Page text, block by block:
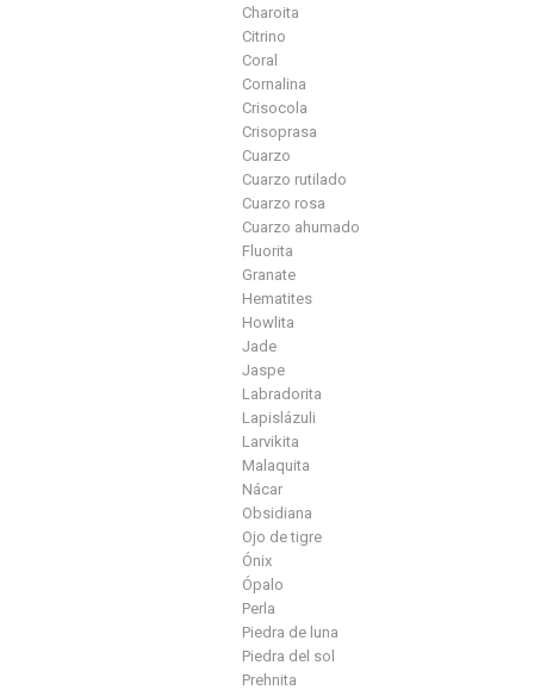
Charoita
Citrino
Coral
Cornalina
Crisocola
Crisoprasa
Cuarzo
Cuarzo rutilado
Cuarzo rosa
Cuarzo ahumado
Fluorita
Granate
Hematites
Howlita
Jade
Jaspe
Labradorita
Lapislázuli
Larvikita
Malaquita
Nácar
Obsidiana
Ojo de tigre
Ónix
Ópalo
Perla
Piedra de luna
Piedra del sol
Prehnita